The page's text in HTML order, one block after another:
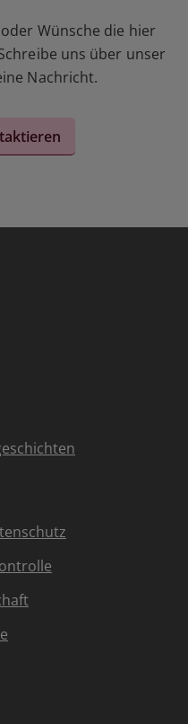
Wünsche die hier
uns über unser
Nachricht.